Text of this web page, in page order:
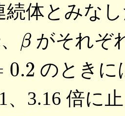
続体とみな
、 βがそれぞ
0.2 のときに
、3.16 倍に